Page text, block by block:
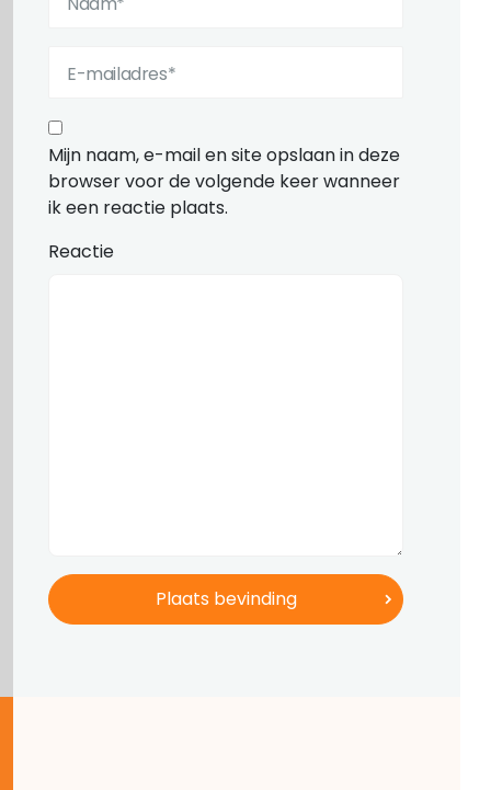
Mijn naam, e-mail en site opslaan in deze
browser voor de volgende keer wanneer
ik een reactie plaats.
Reactie